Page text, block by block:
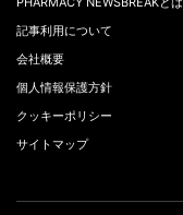
記事利用について
会社概要
個人情報保護方針
クッキーポリシー
サイトマップ